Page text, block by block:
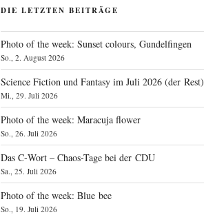
DIE LETZTEN BEITRÄGE
Photo of the week: Sunset colours, Gundelfingen
So., 2. August 2026
Science Fiction und Fantasy im Juli 2026 (der Rest)
Mi., 29. Juli 2026
Photo of the week: Maracuja flower
So., 26. Juli 2026
Das C‑Wort – Chaos-Tage bei der CDU
Sa., 25. Juli 2026
Photo of the week: Blue bee
So., 19. Juli 2026